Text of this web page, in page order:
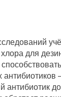
для
антибиотиков
антибиотик